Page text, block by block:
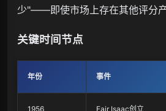
少"——即使市场上存在其他评分产
关键时间节点
年份 事件
1956 Fair Isaac创立